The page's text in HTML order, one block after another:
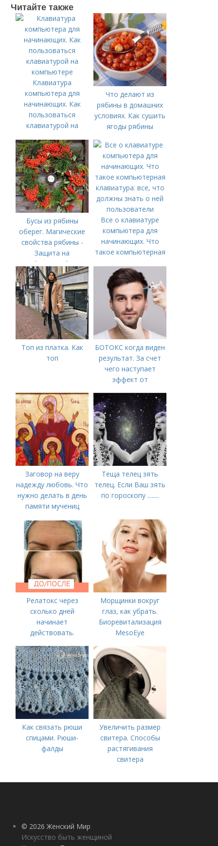
Читайте также
Клавиатура
компьютера для
начинающих. Как
пользоваться
клавиатурой на
Что делают из
рябины в домашних
условиях. Как сушить
ягоды рябины
Бусы из рябины
оберег. Магические
свойства рябины -
Защита на
рябиновые бусы
Все о клавиатуре
компьютера для
начинающих. Что
такое компьютерная
должны знать о ней
пользователи
Топ из платка. Как
топ
БОТОКС когда виден
результат. За счет
чего наступает
эффект от
Заговор на веру
надежду любовь. Что
нужно делать в день
памяти мучениц
Любови и матери их
Софии 30 сентября
2022 года
Теща телец зять
телец. Если Ваш зять
по гороскопу ........
Релатокс через
сколько дней
начинает
действовать.
«Ботоксом»
Морщинки вокруг
глаз, как убрать.
Биоревитализация
MesoEye
Как связать рюши
спицами. Рюши-
фалды
Увеличить размер
свитера. Способы
растягивания
свитера
© 2026 Женский Мир
Искусство быть женщиной